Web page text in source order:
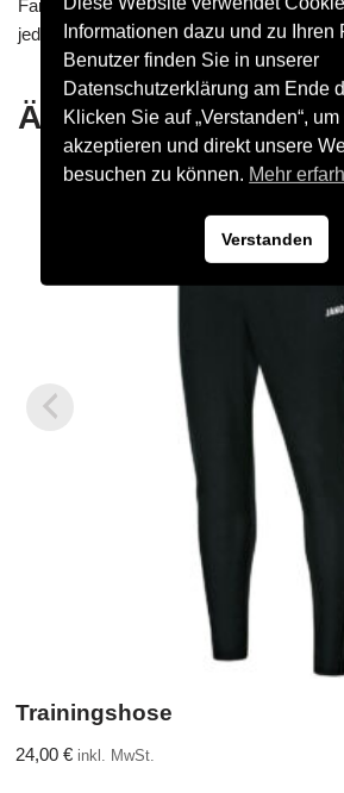
Farben Silber und Schwarz erhältlich.
jedem Sportler.
Ähnliche Produkte
Trainingshose
24,00 € inkl. MwSt.
Informationen dazu und zu Ihren
Benutzer finden Sie in unserer
Datenschutzerklärung am Ende
Klicken Sie auf „Verstanden“,
akzeptieren und direkt unsere
besuchen zu können. Mehr
Verstanden